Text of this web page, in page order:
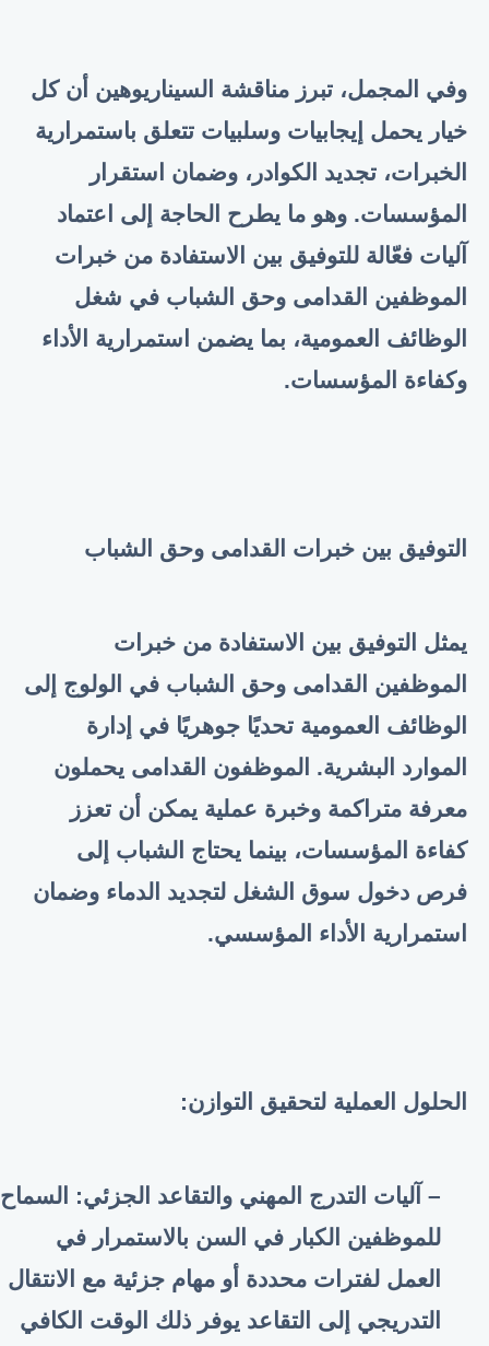
وفي المجمل، تبرز مناقشة السيناريوهين أن كل
خيار يحمل إيجابيات وسلبيات تتعلق باستمرارية
الخبرات، تجديد الكوادر، وضمان استقرار
المؤسسات. وهو ما يطرح الحاجة إلى اعتماد
آليات فعّالة للتوفيق بين الاستفادة من خبرات
الموظفين القدامى وحق الشباب في شغل
الوظائف العمومية، بما يضمن استمرارية الأداء
وكفاءة المؤسسات.
التوفيق بين خبرات القدامى وحق الشباب
يمثل التوفيق بين الاستفادة من خبرات
الموظفين القدامى وحق الشباب في الولوج إلى
الوظائف العمومية تحديًا جوهريًا في إدارة
الموارد البشرية. الموظفون القدامى يحملون
معرفة متراكمة وخبرة عملية يمكن أن تعزز
كفاءة المؤسسات، بينما يحتاج الشباب إلى
فرص دخول سوق الشغل لتجديد الدماء وضمان
استمرارية الأداء المؤسسي.
الحلول العملية لتحقيق التوازن:
– آليات التدرج المهني والتقاعد الجزئي: السماح
للموظفين الكبار في السن بالاستمرار في
العمل لفترات محددة أو مهام جزئية مع الانتقال
التدريجي إلى التقاعد يوفر ذلك الوقت الكافي